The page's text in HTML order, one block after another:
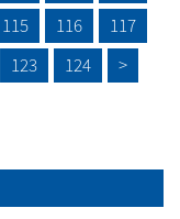
115 116
117
123 124 >